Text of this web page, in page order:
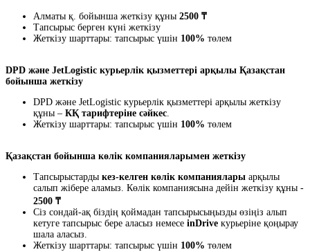
Алматы қ. бойынша жеткізу құны 2500 ₸
Тапсырыс берген күні жеткізу
Жеткізу шарттары: тапсырыс үшін 100% төлем
DPD және JetLogistic курьерлік қызметтері арқылы Қазақстан
бойынша жеткізу
DPD және JetLogistic курьерлік қызметтері арқылы жеткізу
құны – КҚ тарифтеріне сәйкес.
Жеткізу шарттары: тапсырыс үшін 100% төлем
Қазақстан бойынша көлік компанияларымен жеткізу
Тапсырыстарды кез-келген көлік компаниялары арқылы
салып жібере аламыз. Көлік компаниясына дейін жеткізу құны -
2500 ₸
Сіз сондай-ақ біздің қоймадан тапсырысыңызды өзіңіз алып
кетуге тапсырыс бере аласыз немесе inDrive курьеріне қоңырау
шала аласыз.
Жеткізу шарттары: тапсырыс үшін 100% төлем